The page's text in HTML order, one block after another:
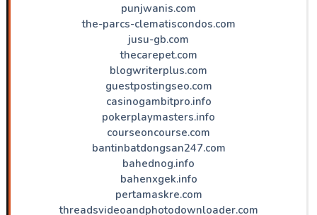
punjwanis.com
the-parcs-clematiscondos.com
jusu-gb.com
thecarepet.com
blogwriterplus.com
guestpostingseo.com
casinogambitpro.info
pokerplaymasters.info
courseoncourse.com
bantinbatdongsan247.com
bahednog.info
bahenxgek.info
pertamaskre.com
threadsvideoandphotodownloader.com